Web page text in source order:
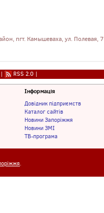
пгт. Камышеваха, ул. Полевая, 7
| RSS 2.0 |
Інформація
Довідник підприємств
Каталог сайтів
Новини Запоріжжя
Новини ЗМІ
ТВ-програма
.